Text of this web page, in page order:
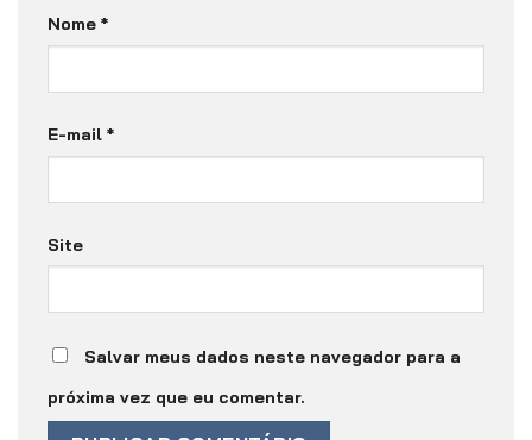
Nome *
E-mail *
Site
Salvar meus dados neste navegador para a
próxima vez que eu comentar.